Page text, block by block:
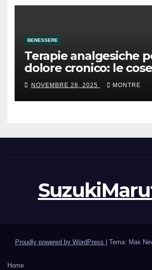
BENESSERE
Terapie analgesiche
dolore cronico: le
sapere
NOVEMBRE 26, 2025 MONTRE
Proudly powered by WordPress | Tema: Max
Home